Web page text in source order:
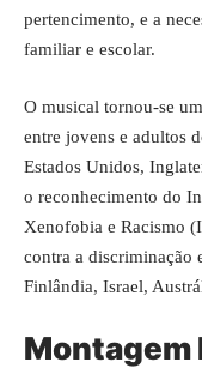
pertencimento, e a
familiar e escolar.
O musical tornou-se
entre jovens e adultos
Estados Unidos,
o reconhecimento do
Xenofobia e Racismo
contra a discriminação
Finlândia, Israel,
Montagem